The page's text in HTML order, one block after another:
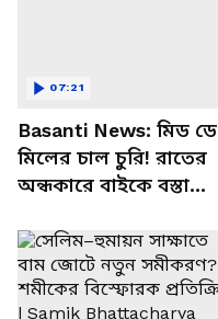
Basanti News: মিড ডে
মিলের চাল চুরি! রাতের
অন্ধকারে বাইকে বস্তা
চত্বরে তাণ্ডব
07:21